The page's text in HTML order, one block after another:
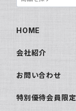
HOME
会社紹介
お問い合わせ
特別優待会員限定